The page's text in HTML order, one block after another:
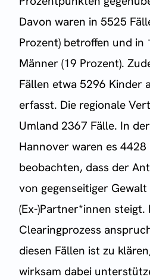
Davon waren in 5525
Prozent) betroffen und in
Männer (19 Prozent).
Fällen etwa 5296 Kinder
erfasst. Die regionale
Umland 2367 Fälle. In
Hannover waren es 4428
beobachten, dass der
von gegenseitiger
(Ex-)Partner*innen
Clearingprozess
diesen Fällen ist zu
wirksam dabei